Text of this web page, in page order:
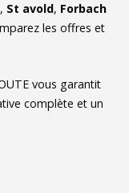
, St avold, Forbach
les offres et
vous garantit
complète et un